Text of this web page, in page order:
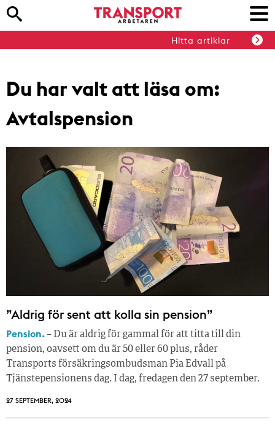
Hitta artiklar
Du har valt att läsa om:
Avtalspension
”Aldrig för sent att kolla sin pension”
Pension.– Du är aldrig för gammal för att titta till din
pension, oavsett om du är 50 eller 60 plus, råder
Transports försäkringsombudsman Pia Edvall på
Tjänstepensionens dag. I dag, fredagen den 27 september.
27 SEPTEMBER, 2024